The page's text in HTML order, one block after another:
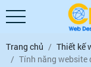
Trang chủ
Thiết kế
Tính năng website